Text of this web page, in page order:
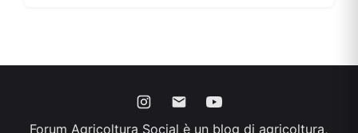
Forum Agricoltura Social è un blog di agricoltura,